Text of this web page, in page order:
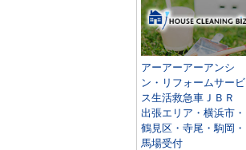
アーアーアーアンシ
ン・リフォームサービ
ス生活救急車ＪＢＲ
出張エリア・横浜市・
鶴見区・寺尾・駒岡・
馬場受付